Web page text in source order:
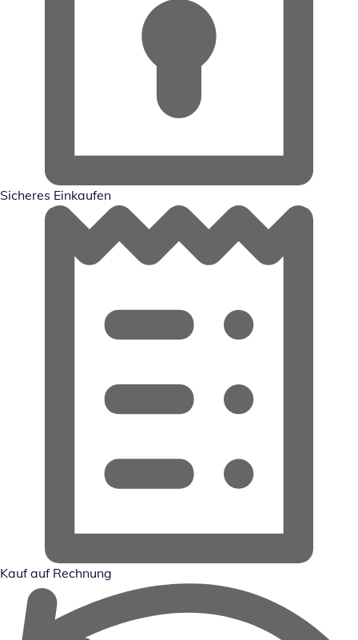
Sicheres Einkaufen
Kauf auf Rechnung